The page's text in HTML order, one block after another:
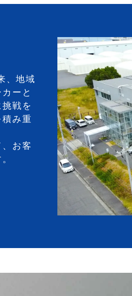
、地域
ーと
戦を
み重
お客